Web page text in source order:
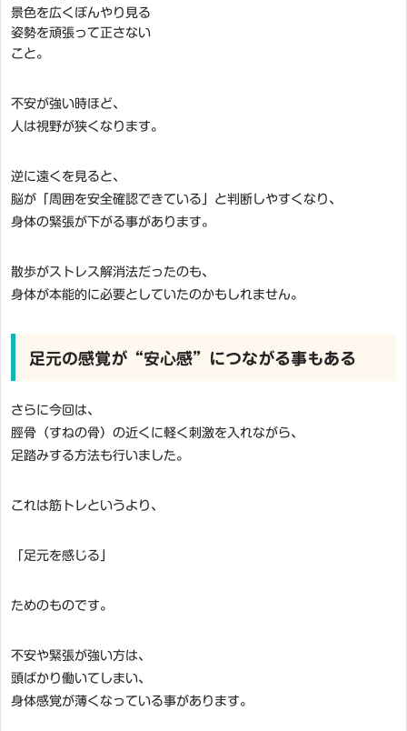
景色を広くぼんやり見る
姿勢を頑張って正さない
こと。
不安が強い時ほど、
人は視野が狭くなります。
逆に遠くを見ると、
脳が「周囲を安全確認できている」と判断しやすくなり、
身体の緊張が下がる事があります。
散歩がストレス解消法だったのも、
身体が本能的に必要としていたのかもしれません。
足元の感覚が“安心感”につながる事もある
さらに今回は、
脛骨（すねの骨）の近くに軽く刺激を入れながら、
足踏みする方法も行いました。
これは筋トレというより、
「足元を感じる」
ためのものです。
不安や緊張が強い方は、
頭ばかり働いてしまい、
身体感覚が薄くなっている事があります。